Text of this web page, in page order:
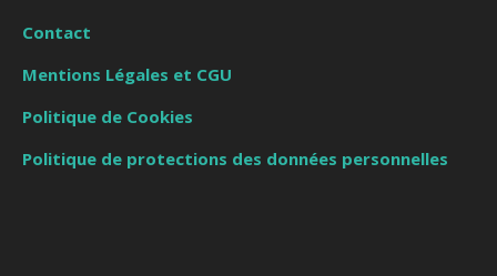
Contact
Mentions Légales et CGU
Politique de Cookies
Politique de protections des données personnelles